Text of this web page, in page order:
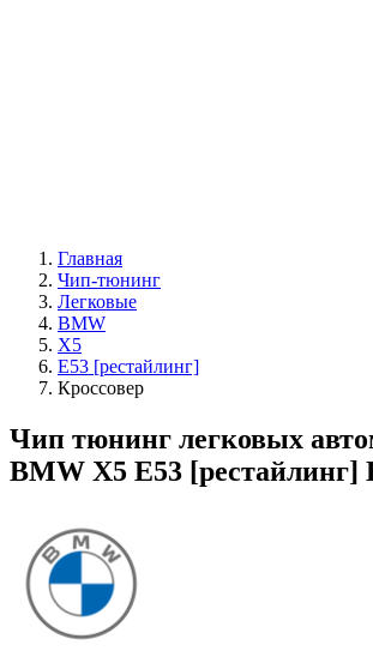
Главная
Чип-тюнинг
Легковые
BMW
X5
E53 [рестайлинг]
Кроссовер
Чип тюнинг легковых
BMW X5 E53 [рестайлинг]